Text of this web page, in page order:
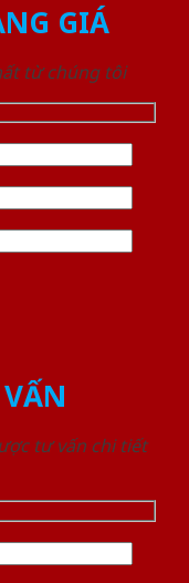
GIÁ
từ chúng tôi
tư vấn chi tiết